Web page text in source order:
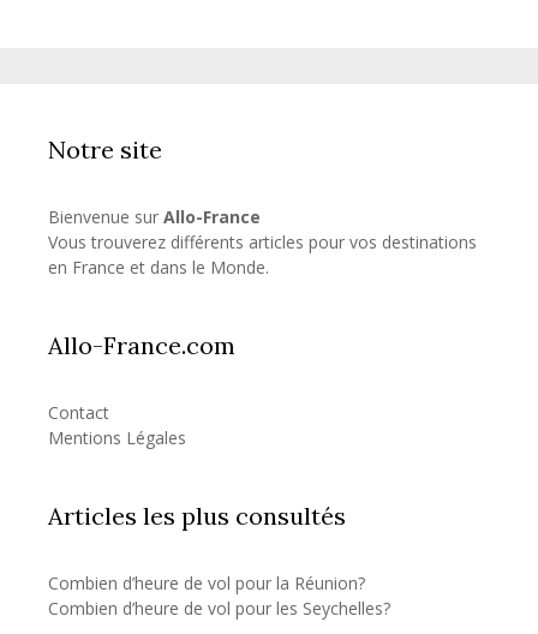
Notre site
Bienvenue sur Allo-France
Vous trouverez différents articles pour vos destinations
en France et dans le Monde.
Allo-France.com
Contact
Mentions Légales
Articles les plus consultés
Combien d’heure de vol pour la Réunion?
Combien d’heure de vol pour les Seychelles?